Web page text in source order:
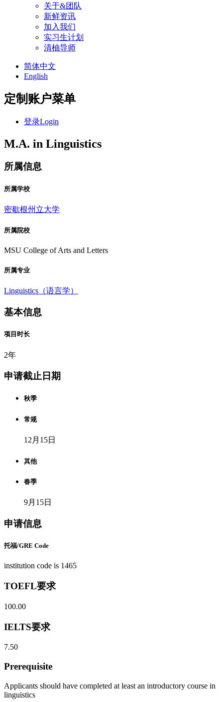
关于&团队
新鲜资讯
加入我们
实习生计划
清柚导师
简体中文
English
定制账户菜单
登录Login
M.A. in Linguistics
所属信息
所属学校
密歇根州立大学
所属院校
MSU College of Arts and Letters
所属专业
Linguistics（语言学）
基本信息
项目时长
2年
申请截止日期
秋季
常规
12月15日
其他
春季
9月15日
申请信息
托福/GRE Code
institution code is 1465
TOEFL要求
100.00
IELTS要求
7.50
Prerequisite
Applicants should have completed at least an introductory course in
linguistics